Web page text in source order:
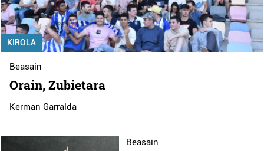
KIROLA
Beasain
Orain, Zubietara
Kerman Garralda
Beasain